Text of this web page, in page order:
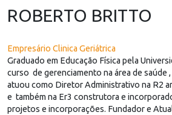
ROBERTO BRITTO
Empresário Clinica Geriátrica
Graduado em Educação Física pela
curso de gerenciamento na área de saúde
atuou como Diretor Administrativo na R2
e também na Er3 construtora e
projetos e incorporações. Fundador e